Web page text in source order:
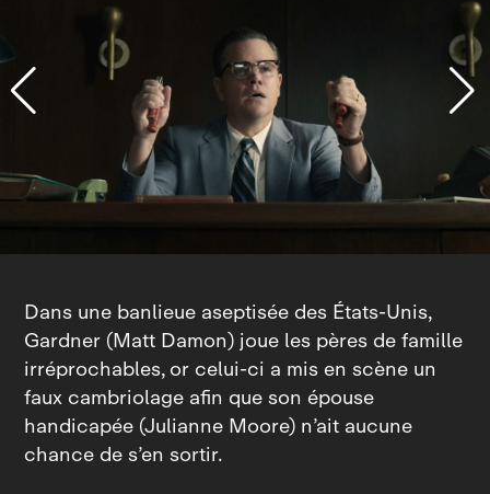
Dans une banlieue aseptisée des États‑Unis,
Gardner (Matt Damon) joue les pères de famille
irréprochables, or celui‑ci a mis en scène un
faux cambriolage afin que son épouse
handicapée (Julianne Moore) n’ait aucune
chance de s’en sortir.